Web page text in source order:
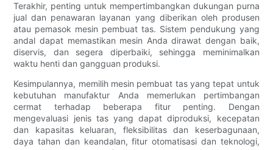
Terakhir, penting untuk mempertimbangkan dukungan purna
jual dan penawaran layanan yang diberikan oleh produsen
atau pemasok mesin pembuat tas. Sistem pendukung yang
andal dapat memastikan mesin Anda dirawat dengan baik,
diservis, dan segera diperbaiki, sehingga meminimalkan
waktu henti dan gangguan produksi.
Kesimpulannya, memilih mesin pembuat tas yang tepat untuk
kebutuhan manufaktur Anda memerlukan pertimbangan
cermat terhadap beberapa fitur penting. Dengan
mengevaluasi jenis tas yang dapat diproduksi, kecepatan
dan kapasitas keluaran, fleksibilitas dan keserbagunaan,
daya tahan dan keandalan, fitur otomatisasi dan teknologi,